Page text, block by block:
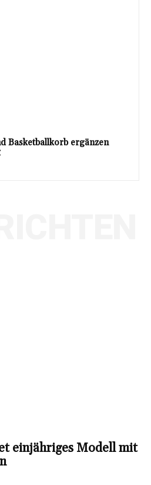
Basketballkorb ergänzen
einjähriges Modell mit